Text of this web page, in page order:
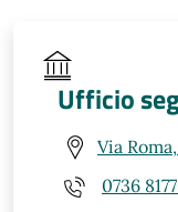
Ufficio
Via
0736